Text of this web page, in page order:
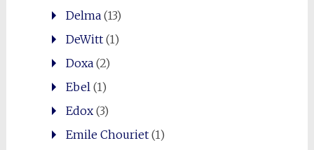
Delma(13)
DeWitt(1)
Doxa(2)
Ebel (1)
Edox(3)
Emile Chouriet(1)